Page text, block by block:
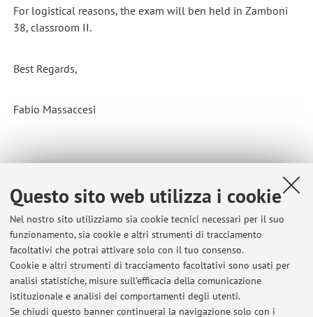
Questo sito web utilizza i cookie
Nel nostro sito utilizziamo sia cookie tecnici necessari per il suo
funzionamento, sia cookie e altri strumenti di tracciamento
facoltativi che potrai attivare solo con il tuo consenso.
Cookie e altri strumenti di tracciamento facoltativi sono usati per
analisi statistiche, misure sull'efficacia della comunicazione
istituzionale e analisi dei comportamenti degli utenti.
Se chiudi questo banner continuerai la navigazione solo con i
For logistical reasons, the exam will ben held in Zamboni
38, classroom II.
Best Regards,
Fabio Massaccesi
Ultimi avvisi
The class scheduled for Thursday, April 9, for the AMAC course is
cancelled.
Pubblicato il: 07 aprile 2026